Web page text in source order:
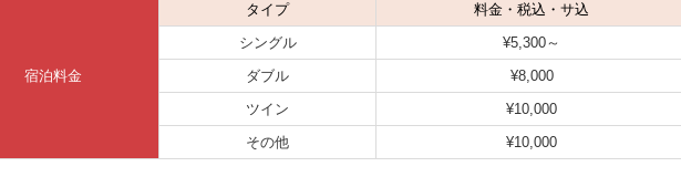
宿泊料金
タイプ
料金・税込・サ込
シングル
¥5,300～
ダブル
¥8,000
ツイン
¥10,000
その他
¥10,000